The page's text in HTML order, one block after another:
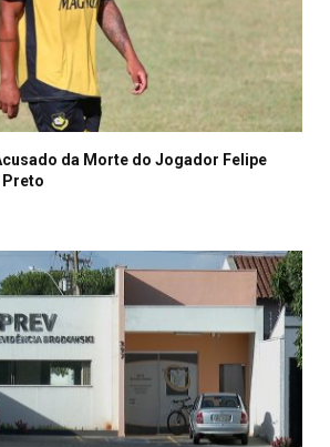
da Morte do Jogador Felipe
Preto